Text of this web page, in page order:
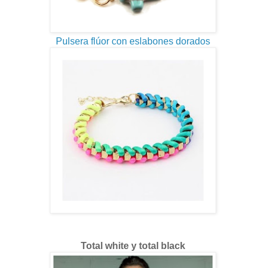
Pulsera flúor con eslabones dorados
Total white y total black